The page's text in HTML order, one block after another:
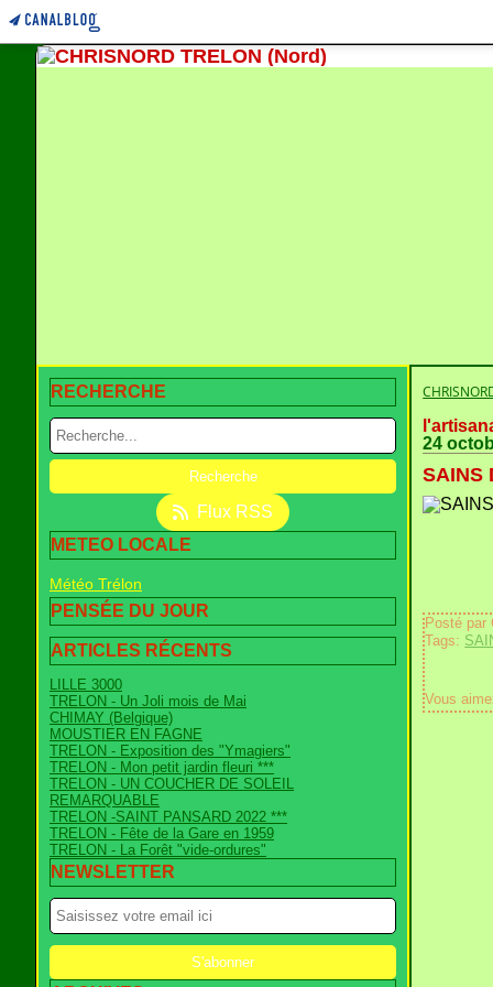
RECHERCHE
Flux RSS
METEO LOCALE
Météo Trélon
PENSÉE DU JOUR
ARTICLES RÉCENTS
LILLE 3000
TRELON - Un Joli mois de Mai
CHIMAY (Belgique)
MOUSTIER EN FAGNE
TRELON - Exposition des "Ymagiers"
TRELON - Mon petit jardin fleuri ***
TRELON - UN COUCHER DE SOLEIL
REMARQUABLE
TRELON -SAINT PANSARD 2022 ***
TRELON - Fête de la Gare en 1959
TRELON - La Forêt "vide-ordures"
NEWSLETTER
24
SAINS
Posté par
Tags:
Vous